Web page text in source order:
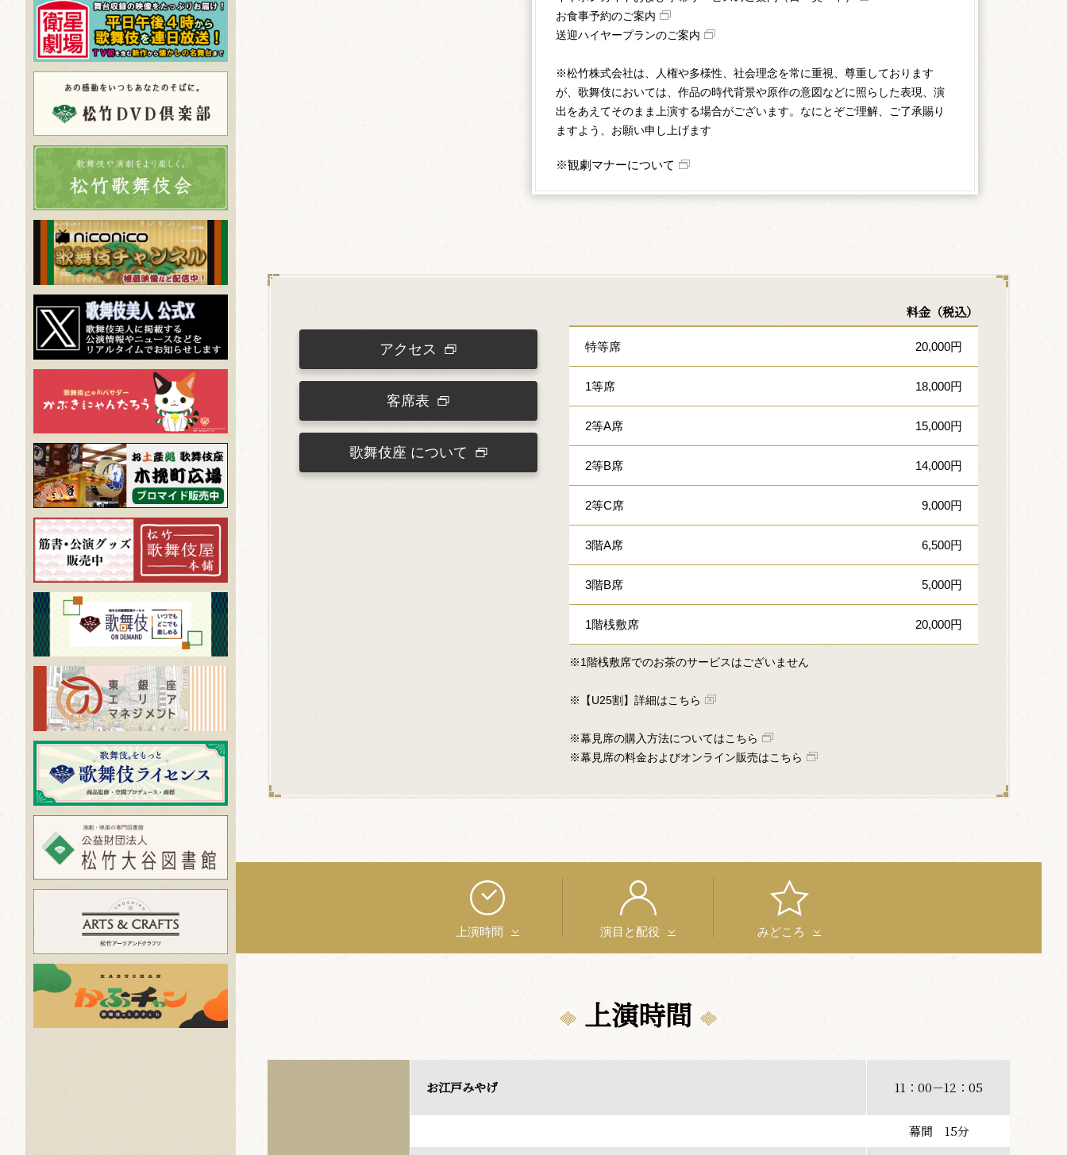
お食事予約のご案内
送迎ハイヤープランのご案内
※松竹株式会社は、人権や多様性、社会理念を常に重視、尊重しております
が、歌舞伎においては、作品の時代背景や原作の意図などに照らした表現、演
出をあえてそのまま上演する場合がございます。なにとぞご理解、ご了承賜り
ますよう、お願い申し上げます
※観劇マナーについて
料金（税込）
特等席 20,000円
1等席 18,000円
2等A席 15,000円
2等B席 14,000円
2等C席 9,000円
3階A席 6,500円
3階B席 5,000円
1階桟敷席 20,000円
※1階桟敷席でのお茶のサービスはございません
※【U25割】詳細はこちら
※幕見席の購入方法についてはこちら
※幕見席の料金およびオンライン販売はこちら
アクセス
客席表
歌舞伎座 について
上演時間 演目と配役 みどころ
上演時間
お江戸みやげ 11：00－12：05
幕間 15分